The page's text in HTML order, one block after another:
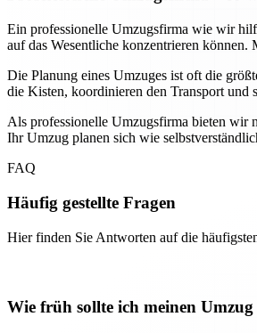
Ein professionelle Umzugsfirma wie wir
auf das Wesentliche konzentrieren
Die Planung eines Umzuges ist oft die
die Kisten, koordinieren den Transport und
Als professionelle Umzugsfirma bieten wir
Ihr Umzug planen sich wie
FAQ
Häufig gestellte Fragen
Hier finden Sie Antworten auf die
Wie früh sollte ich meinen Umzug